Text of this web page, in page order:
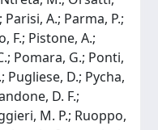
A.; Parma, P.;
F.; Pistone, A.;
Pomara, G.; Ponti,
Pugliese, D.; Pycha,
D. F.;
M. P.; Ruoppo,